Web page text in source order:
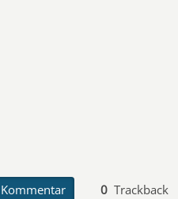
Kommentar 0 Trackback